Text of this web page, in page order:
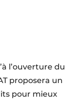
l’ouverture du
proposera un
pour mieux